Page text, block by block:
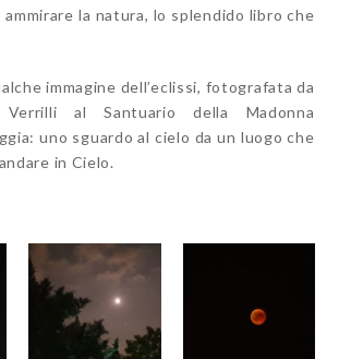
ammirare la natura, lo splendido libro che
immagine dell’eclissi, fotografata da
al Santuario della Madonna
uno sguardo al cielo da un luogo che
in Cielo.